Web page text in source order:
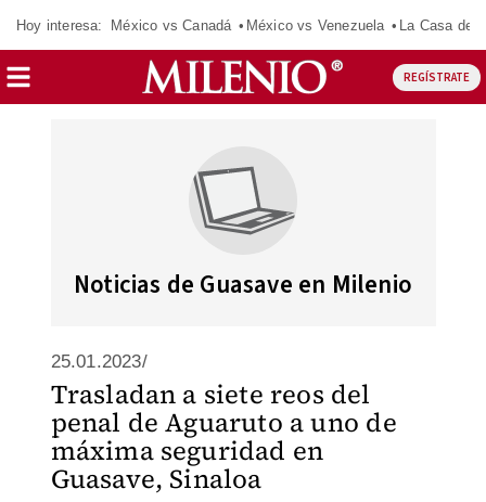
Hoy interesa: México vs Canadá México vs Venezuela La Casa de
REGÍSTRATE
Noticias de Guasave en Milenio
25.01.2023/
Trasladan a siete reos del
penal de Aguaruto a uno de
máxima seguridad en
Guasave, Sinaloa